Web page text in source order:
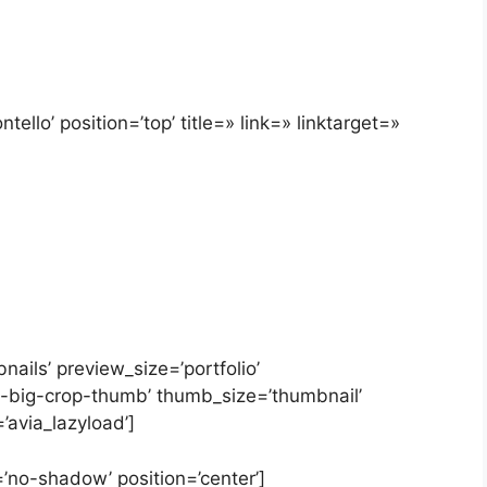
position=’top’ title=» link=» linktarget=»
preview_size=’portfolio’
crop-thumb’ thumb_size=’thumbnail’
shadow’ position=’center’]